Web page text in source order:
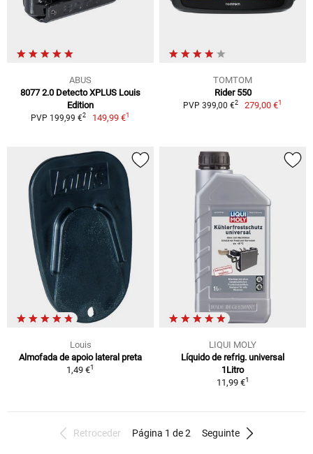
ABUS
8077 2.0 Detecto XPLUS Louis
Edition
PVP 199,99 €2 149,99 €1
TOMTOM
Rider 550
PVP 399,00 €2 279,00 €1
Louis
Almofada de apoio lateral preta
1,49 €1
LIQUI MOLY
Líquido de refrig. universal
1Litro
11,99 €1
Retroceder Página 1 de 2 Seguinte